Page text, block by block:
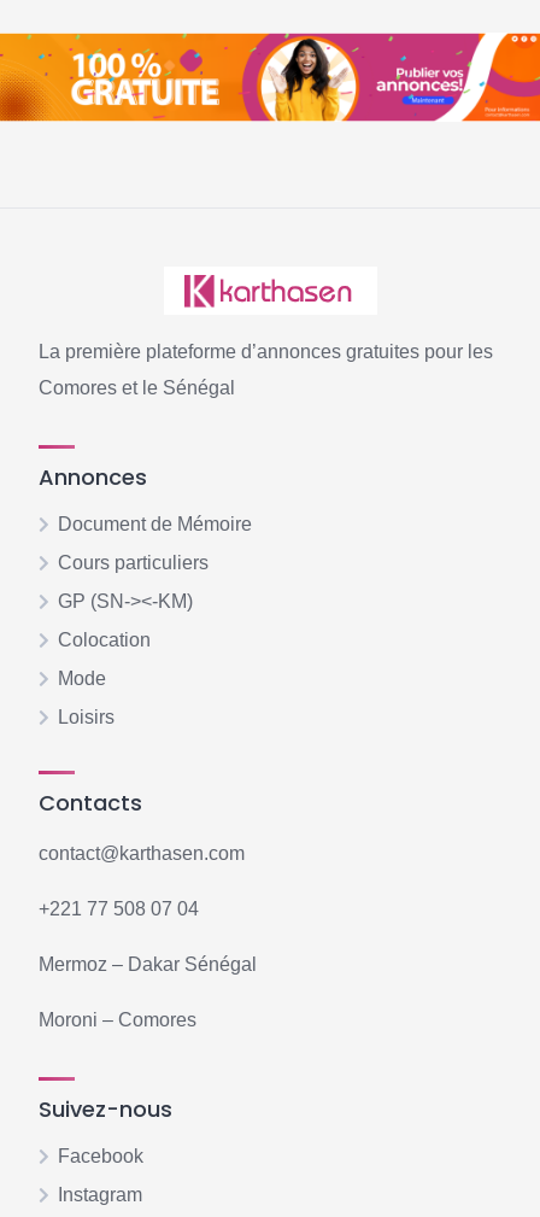
La première plateforme d’annonces gratuites pour les
Comores et le Sénégal
Annonces
Document de Mémoire
Cours particuliers
GP (SN-><-KM)
Colocation
Mode
Loisirs
Contacts
contact@karthasen.com
+221 77 508 07 04
Mermoz – Dakar Sénégal
Moroni – Comores
Suivez-nous
Facebook
Instagram